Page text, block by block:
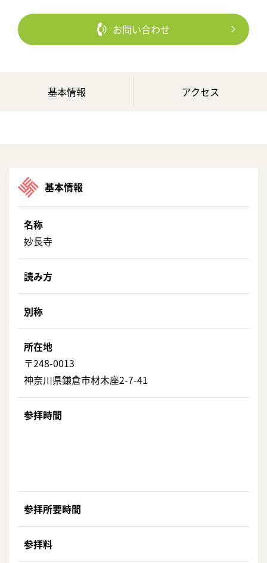
お問い合わせ
基本情報 アクセス
基本情報
名称
妙長寺
読み方
別称
所在地
〒248-0013
神奈川県鎌倉市材木座2-7-41
参拝時間
参拝所要時間
参拝料